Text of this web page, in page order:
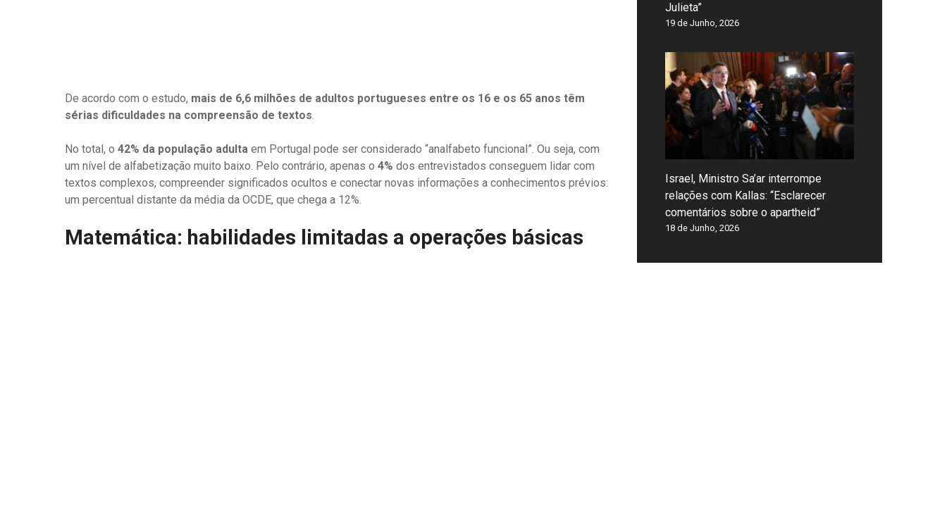
De acordo com o estudo, mais de 6,6 milhões de adultos portugueses entre os 16 e os 65 anos têm
sérias dificuldades na compreensão de textos.
No total, o 42% da população adulta em Portugal pode ser considerado “analfabeto funcional”. Ou seja, com
um nível de alfabetização muito baixo. Pelo contrário, apenas o 4% dos entrevistados conseguem lidar com
textos complexos, compreender significados ocultos e conectar novas informações a conhecimentos prévios:
um percentual distante da média da OCDE, que chega a 12%.
Matemática: habilidades limitadas a operações básicas
Julieta”
19 de Junho, 2026
Israel, Ministro Sa’ar interrompe
relações com Kallas: “Esclarecer
comentários sobre o apartheid”
18 de Junho, 2026